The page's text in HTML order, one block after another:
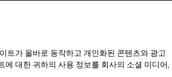
트가 올바로 동작하고 개인화된 콘텐츠와 광고
대한 귀하의 사용 정보를 회사의 소셜 미디어,